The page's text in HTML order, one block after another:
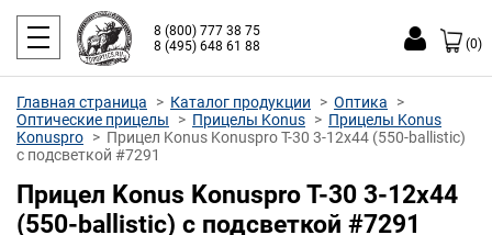
8 (800) 777 38 75
8 (495) 648 61 88
(0)
Главная страница Каталог продукции
Оптика
Оптические прицелы
Прицелы Konus
Прицелы Konus
Konuspro
Прицел Konus Konuspro T-30 3-12x44 (550-ballistic)
с подсветкой #7291
Прицел Konus Konuspro T-30 3-12x44
(550-ballistic) с подсветкой #7291